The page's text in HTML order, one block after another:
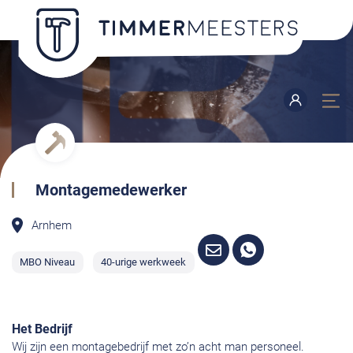
Montagemedewerker
Arnhem
MBO Niveau 40-urige werkweek
Het Bedrijf
Wij zijn een montagebedrijf met zo’n acht man personeel.